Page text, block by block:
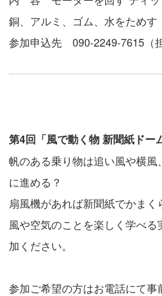
銅、アルミ、ゴム、水をためす
参加申込先 090-2249-7615（
第4回「風で動く物 新聞紙ドー
帆のある乗り物は追い風や横
に進める？
扇風機があれば新聞紙でかまく
風や空気のことを楽しく学べ
加ください。
参加ご希望の方はお電話にて事